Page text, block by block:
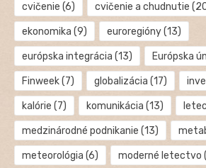
cvičenie (6) cvičenie a chudnutie
ekonomika (9) euroregióny(13)
európska integrácia (13) Európska
Finweek(7) globalizácia (17)
kalórie (7) komunikácia (13)
medzinárodné podnikanie (13)
meteorológia (6) moderné letectvo